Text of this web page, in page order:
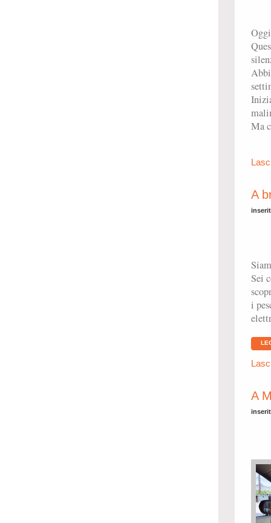
Ma
A
Sei
i
A